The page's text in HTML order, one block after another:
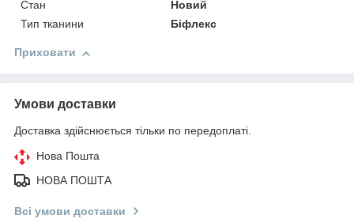
Стан
Новий
Тип тканини
Біфлекс
Приховати
Умови доставки
Доставка здійснюється тільки по передоплаті.
Нова Пошта
НОВА ПОШТА
Всі умови доставки